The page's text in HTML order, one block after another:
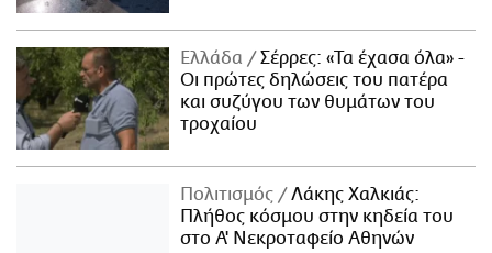
Ελλάδα
Σέρρες: «Τα έχασα όλα» -
Οι πρώτες δηλώσεις του πατέρα
και συζύγου των θυμάτων του
τροχαίου
Πολιτισμός
Λάκης Χαλκιάς:
Πλήθος κόσμου στην κηδεία του
στο Α' Νεκροταφείο Αθηνών